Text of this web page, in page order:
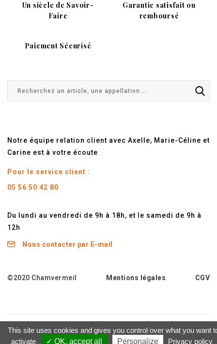
Un siècle de Savoir-
Faire
Garantie satisfait ou
remboursé
Paiement Sécurisé
Notre équipe relation client avec Axelle, Marie-Céline et
Carine est à votre écoute
Pour le service client :
05 56 50 42 80
Du lundi au vendredi de 9h à 18h, et le samedi de 9h à
12h
Nous contacter par E-mail
©2020 Chamvermeil Mentions légales CGV
L'abus d'alcool est dangereux pour la santé - A consommer
avec modération
This site uses cookies and gives you control over what you want
activate
✓ OK, accept all Personalize Privacy policy